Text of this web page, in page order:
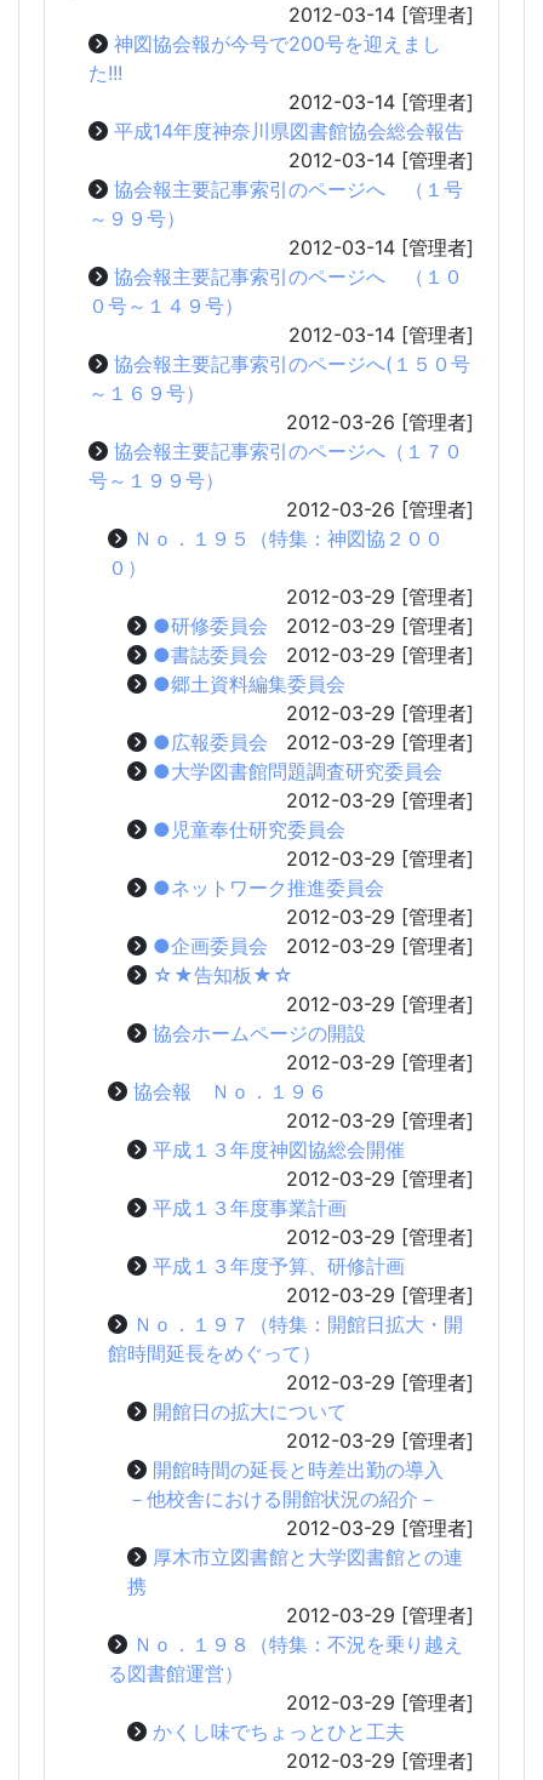
2012-03-14 [管理者]
神図協会報が今号で200号を迎えまし
た!!!
2012-03-14 [管理者]
平成14年度神奈川県図書館協会総会報告
2012-03-14 [管理者]
協会報主要記事索引のページへ （１号
～９９号）
2012-03-14 [管理者]
協会報主要記事索引のページへ （１０
０号～１４９号）
2012-03-14 [管理者]
協会報主要記事索引のページへ(１５０号
～１６９号）
2012-03-26 [管理者]
協会報主要記事索引のページへ（１７０
号～１９９号）
2012-03-26 [管理者]
Ｎｏ．１９５（特集：神図協２００
０）
2012-03-29 [管理者]
●研修委員会
2012-03-29 [管理者]
●書誌委員会
2012-03-29 [管理者]
●郷土資料編集委員会
2012-03-29 [管理者]
●広報委員会
2012-03-29 [管理者]
●大学図書館問題調査研究委員会
2012-03-29 [管理者]
●児童奉仕研究委員会
2012-03-29 [管理者]
●ネットワーク推進委員会
2012-03-29 [管理者]
●企画委員会
2012-03-29 [管理者]
☆★告知板★☆
2012-03-29 [管理者]
協会ホームページの開設
2012-03-29 [管理者]
協会報 Ｎｏ．１９６
2012-03-29 [管理者]
平成１３年度神図協総会開催
2012-03-29 [管理者]
平成１３年度事業計画
2012-03-29 [管理者]
平成１３年度予算、研修計画
2012-03-29 [管理者]
Ｎｏ．１９７（特集：開館日拡大・開
館時間延長をめぐって）
2012-03-29 [管理者]
開館日の拡大について
2012-03-29 [管理者]
開館時間の延長と時差出勤の導入
－他校舎における開館状況の紹介－
2012-03-29 [管理者]
厚木市立図書館と大学図書館との連
携
2012-03-29 [管理者]
Ｎｏ．１９８（特集：不況を乗り越え
る図書館運営）
2012-03-29 [管理者]
かくし味でちょっとひと工夫
2012-03-29 [管理者]